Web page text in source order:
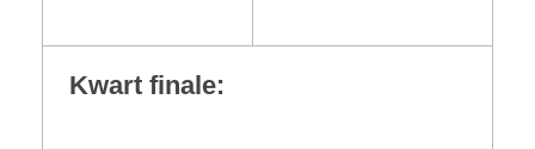
Kwart finale: